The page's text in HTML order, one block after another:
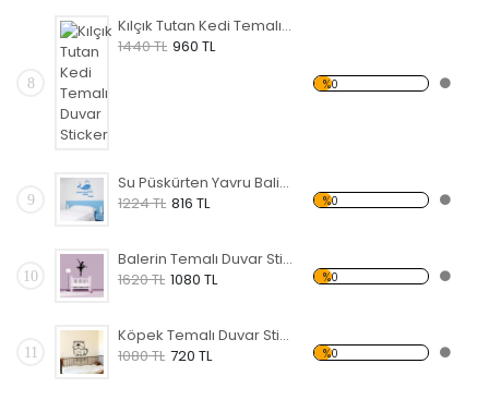
8
Kılçık Tutan Kedi Temalı Duvar Sticker
1440 TL 960 TL
%0
9
Su Püskürten Yavru Balina Temalı Duvar Sticker
1224 TL 816 TL %0
10
Balerin Temalı Duvar Sticker
1620 TL 1080 TL %0
11
Köpek Temalı Duvar Sticker
1080 TL 720 TL %0